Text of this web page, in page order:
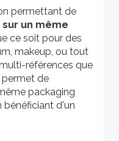
permettant de
un même
ce soit pour des
makeup, ou tout
références que
permet de
packaging
bénéficiant d'un